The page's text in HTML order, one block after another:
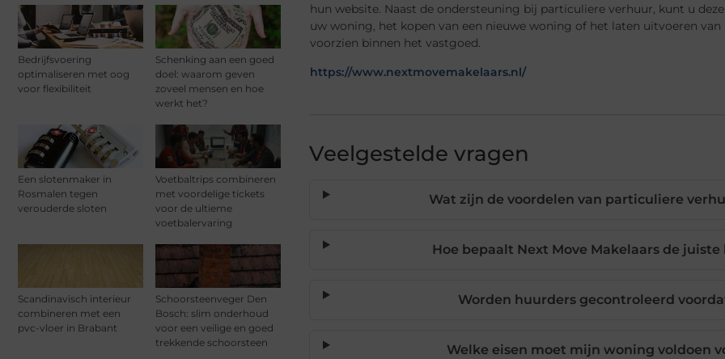
Bedrijfsvoering
optimaliseren met oog
voor flexibiliteit
Schenking aan een goed
doel: waarom geven
zoveel mensen en hoe
werkt het?
Een slotenmaker in
Rosmalen tegen
verouderde sloten
Voetbaltrips combineren
met voordelige tickets
voor de ultieme
voetbalervaring
Scandinavisch interieur
combineren met een
pvc-vloer in Brabant
Schoorsteenveger Den
Bosch: slim onderhoud
voor een veilige en goed
trekkende schoorsteen
hun website. Naast de ondersteuning bij particuliere verhuur, kunt u
uw woning, het kopen van een nieuwe woning of het laten uitvoeren
voorzien binnen het vastgoed.
https://www.nextmovemakelaars.nl/
Veelgestelde vragen
Wat zijn de voordelen van particuliere
Hoe bepaalt Next Move Makelaars de
Worden huurders gecontroleerd
Welke eisen moet mijn woning voldoen